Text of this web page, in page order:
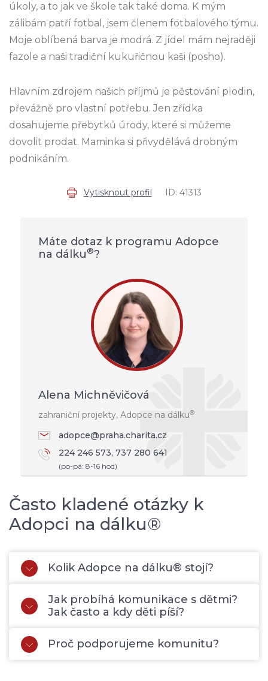
úkoly, a to jak ve škole tak také doma. K mým
zálibám patří fotbal, jsem členem fotbalového týmu.
Moje oblíbená barva je modrá. Z jídel mám nejraději
fazole a naši tradiční kukuřičnou kaši (posho).
Hlavním zdrojem našich příjmů je pěstování plodin,
převážně pro vlastní potřebu. Jen zřídka
dosahujeme přebytků úrody, které si můžeme
dovolit prodat. Maminka si přivydělává drobným
podnikáním.
Vytisknout profil ID: 41313
Máte dotaz k programu Adopce
na dálku®?
Alena Michněvičová
zahraniční projekty, Adopce na dálku®
adopce@praha.charita.cz
224 246 573, 737 280 641
(po-pá: 8-16 hod)
Často kladené otázky k
Adopci na dálku®
Kolik Adopce na dálku® stojí?
Jak probíhá komunikace s dětmi?
Jak často a kdy děti píší?
Proč podporujeme komunitu?